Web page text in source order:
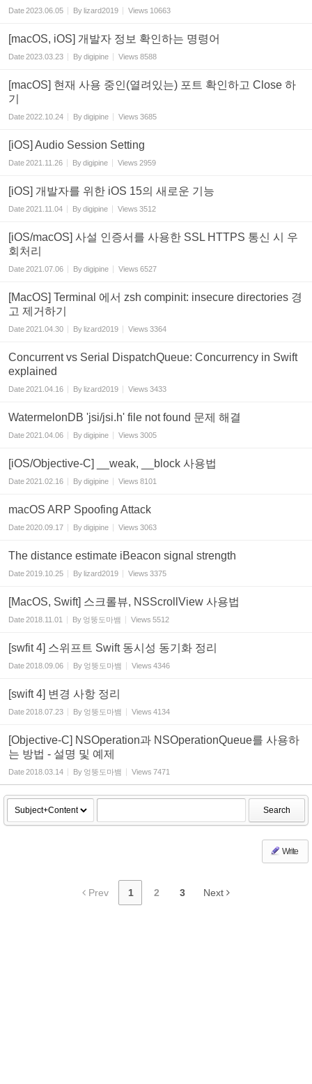
Date2023.06.05 By lizard2019 Views 10663
[macOS, iOS] 개발자 정보 확인하는 명령어
Date2023.03.23 Bydigipine Views 8588
[macOS] 현재 사용 중인(열려있는) 포트 확인하고 Close 하
기
Date2022.10.24 Bydigipine Views 3685
[iOS] Audio Session Setting
Date2021.11.26 Bydigipine Views 2959
[iOS] 개발자를 위한 iOS 15의 새로운 기능
Date2021.11.04 Bydigipine Views 3512
[iOS/macOS] 사설 인증서를 사용한 SSL HTTPS 통신 시 우
회처리
Date2021.07.06 Bydigipine Views 6527
[MacOS] Terminal 에서 zsh compinit: insecure directories 경
고 제거하기
Date2021.04.30 By lizard2019 Views 3364
Concurrent vs Serial DispatchQueue: Concurrency in Swift
explained
Date2021.04.16 By lizard2019 Views 3433
WatermelonDB 'jsi/jsi.h' file not found 문제 해결
Date2021.04.06 Bydigipine Views 3005
[iOS/Objective-C] __weak, __block 사용법
Date2021.02.16 Bydigipine Views 8101
macOS ARP Spoofing Attack
Date2020.09.17 Bydigipine Views 3063
The distance estimate iBeacon signal strength
Date2019.10.25 By lizard2019 Views 3375
[MacOS, Swift] 스크롤뷰, NSScrollView 사용법
Date2018.11.01 By 엉뚱도마뱀 Views 5512
[swfit 4] 스위프트 Swift 동시성 동기화 정리
Date2018.09.06 By 엉뚱도마뱀 Views 4346
[swift 4] 변경 사항 정리
Date2018.07.23 By 엉뚱도마뱀 Views 4134
[Objective-C] NSOperation과 NSOperationQueue를 사용하
는 방법 - 설명 및 예제
Date2018.03.14 By 엉뚱도마뱀 Views 7471
Search
Write
Prev 1 2 3 Next